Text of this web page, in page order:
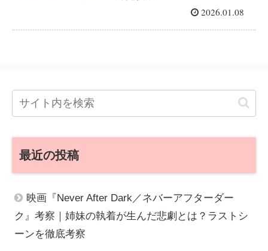
2026.01.08
最近の投稿
映画『Never After Dark／ネバーアフターダー
ク』考察｜姉妹の執着が生んだ悲劇とは？ラストシ
ーンを徹底考察